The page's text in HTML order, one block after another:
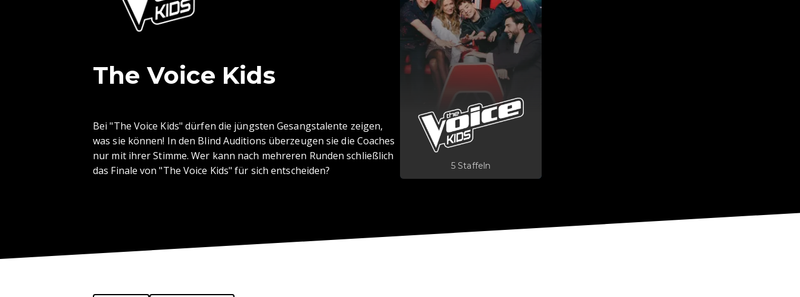
5 Staffeln
The Voice Kids
Bei "The Voice Kids" dürfen die jüngsten Gesangstalente zeigen,
was sie können! In den Blind Auditions überzeugen sie die Coaches
nur mit ihrer Stimme. Wer kann nach mehreren Runden schließlich
das Finale von "The Voice Kids" für sich entscheiden?